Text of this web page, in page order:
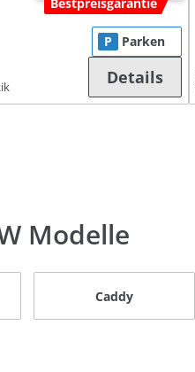
P Parken
Details
Modelle
Caddy